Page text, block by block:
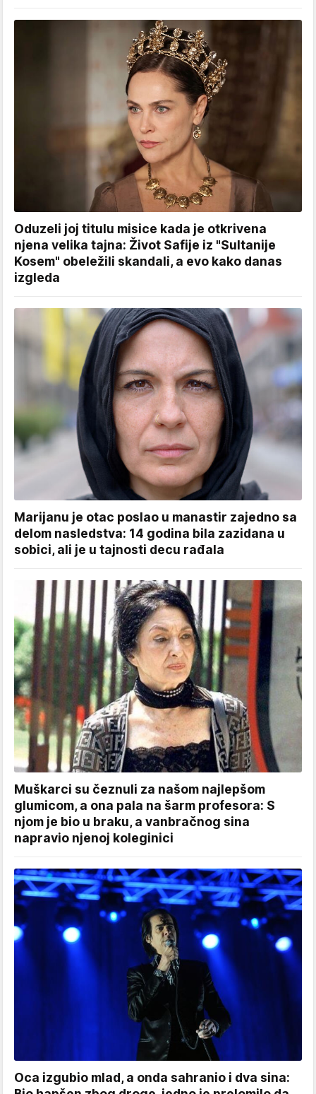
Oduzeli joj titulu misice kada je otkrivena
njena velika tajna: Život Safije iz "Sultanije
Kosem" obeležili skandali, a evo kako danas
izgleda
Marijanu je otac poslao u manastir zajedno sa
delom nasledstva: 14 godina bila zazidana u
sobici, ali je u tajnosti decu rađala
Muškarci su čeznuli za našom najlepšom
glumicom, a ona pala na šarm profesora: S
njom je bio u braku, a vanbračnog sina
napravio njenoj koleginici
Oca izgubio mlad, a onda sahranio i dva sina: